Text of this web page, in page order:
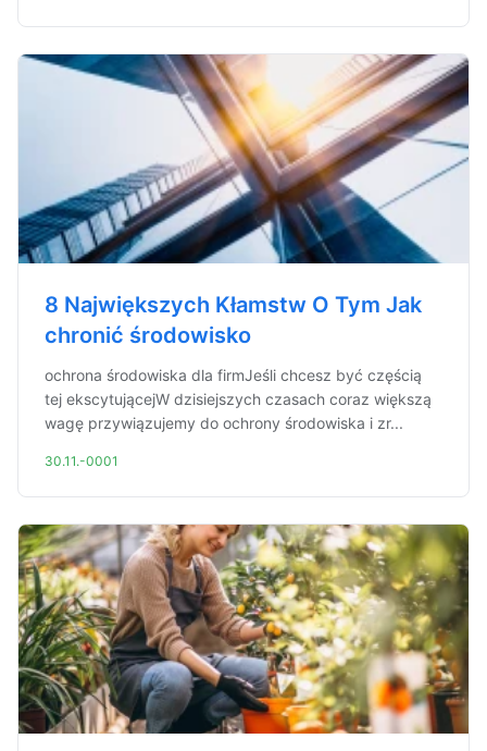
8 Największych Kłamstw O Tym Jak
chronić środowisko
ochrona środowiska dla firmJeśli chcesz być częścią
tej ekscytującejW dzisiejszych czasach coraz większą
wagę przywiązujemy do ochrony środowiska i zr...
30.11.-0001